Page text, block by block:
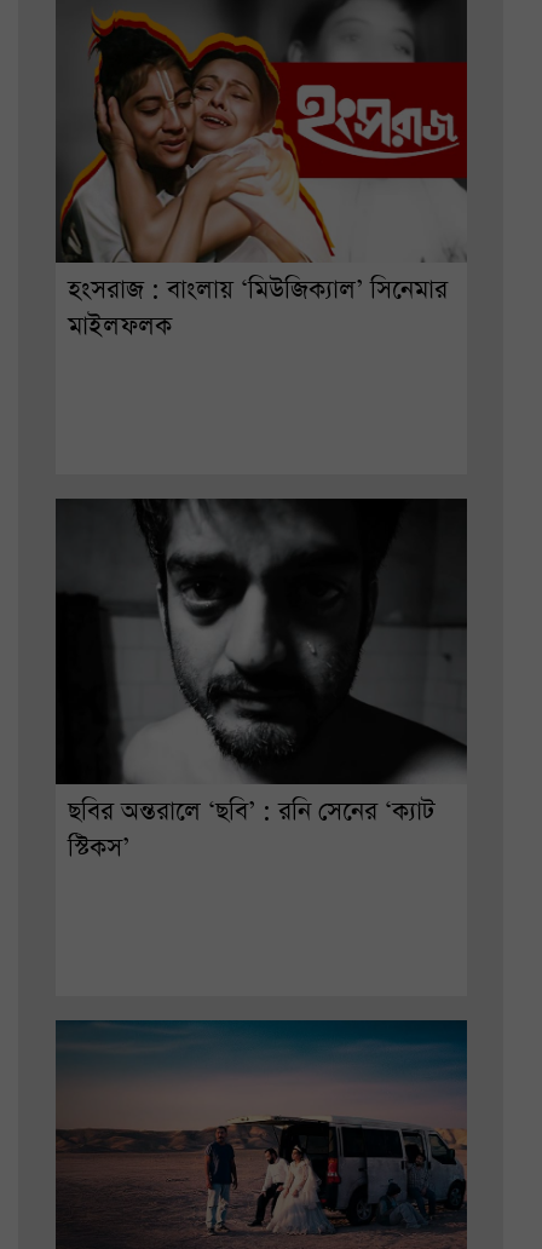
হংসরাজ : বাংলায় ‘মিউজিক্যাল’ সিনেমার
মাইলফলক
ছবির অন্তরালে ‘ছবি’ : রনি সেনের ‘ক্যাট
স্টিকস’